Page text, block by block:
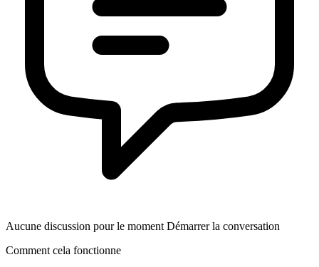
Aucune discussion pour le moment Démarrer la conversation
Comment cela fonctionne